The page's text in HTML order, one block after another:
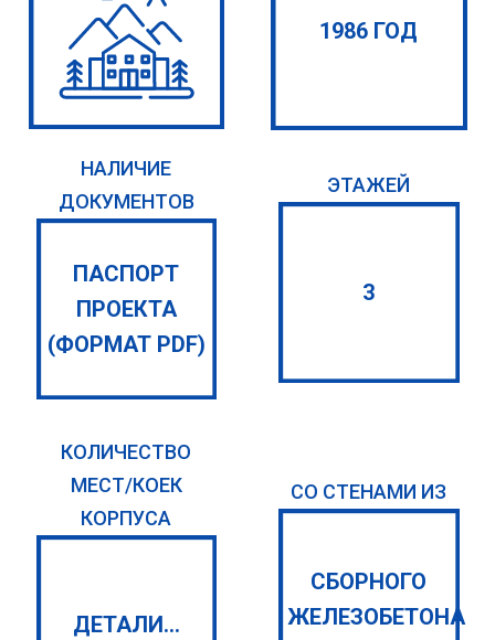
1986 ГОД
НАЛИЧИЕ
ДОКУМЕНТОВ
ПАСПОРТ
ПРОЕКТА
(ФОРМАТ PDF)
ЭТАЖЕЙ
3
КОЛИЧЕСТВО
МЕСТ/КОЕК
КОРПУСА
ДЕТАЛИ...
СО СТЕНАМИ ИЗ
СБОРНОГО
ЖЕЛЕЗОБЕТОНА